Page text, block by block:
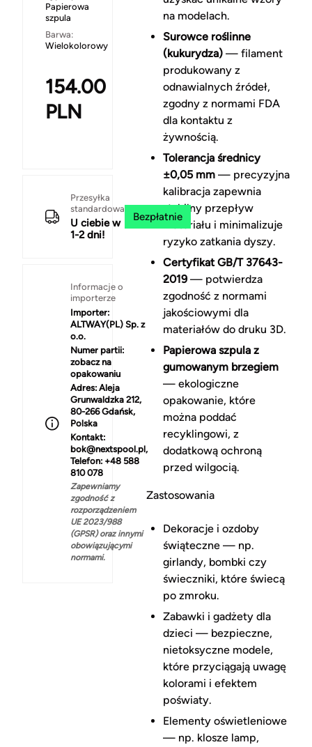
Papierowa
szpula
Barwa:
Wielokolorowy
154.00
PLN
Przesyłka
standardowa
U ciebie w
1-2 dni!
Bezpłatnie
Informacje o
importerze
Importer:
ALTWAY(PL) Sp. z
o.o.
Numer partii:
zobacz na
opakowaniu
Adres: Aleja
Grunwaldzka 212,
80-266 Gdańsk,
Polska
Kontakt:
bok@nextspool.pl,
Telefon: +48 588
810 078
Zapewniamy
zgodność z
rozporządzeniem
UE 2023/988
(GPSR) oraz innymi
obowiązującymi
normami.
na modelach.
Surowce roślinne
(kukurydza)— filament
produkowany z
odnawialnych źródeł,
zgodny z normami FDA
dla kontaktu z
żywnością.
Tolerancja średnicy
±0,05 mm— precyzyjna
kalibracja zapewnia
stabilny przepływ
materiału i minimalizuje
ryzyko zatkania dyszy.
Certyfikat GB/T 37643-
2019— potwierdza
zgodność z normami
jakościowymi dla
materiałów do druku 3D.
Papierowa szpula z
gumowanym brzegiem
— ekologiczne
opakowanie, które
można poddać
recyklingowi, z
dodatkową ochroną
przed wilgocią.
Zastosowania
Dekoracje i ozdoby
świąteczne — np.
girlandy, bombki czy
świeczniki, które świecą
po zmroku.
Zabawki i gadżety dla
dzieci — bezpieczne,
nietoksyczne modele,
które przyciągają uwagę
kolorami i efektem
poświaty.
Elementy oświetleniowe
— np. klosze lamp,